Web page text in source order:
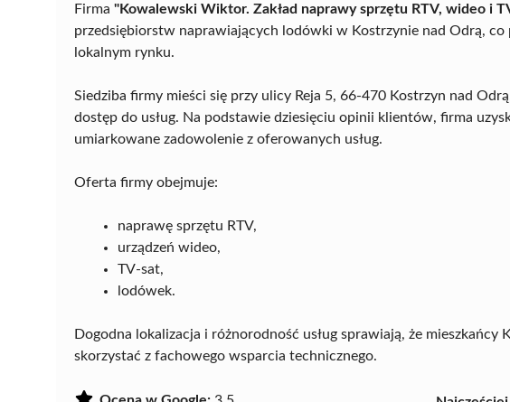
Firma "Kowalewski Wiktor. Zakład naprawy sprzętu RTV, wideo i
przedsiębiorstw naprawiających lodówki w Kostrzynie nad Odrą, co
lokalnym rynku.
Siedziba firmy mieści się przy ulicy Reja 5, 66-470 Kostrzyn nad
dostęp do usług. Na podstawie dziesięciu opinii klientów, firma
umiarkowane zadowolenie z oferowanych usług.
Oferta firmy obejmuje:
naprawę sprzętu RTV,
urządzeń wideo,
TV-sat,
lodówek.
Dogodna lokalizacja i różnorodność usług sprawiają, że mieszkańcy
skorzystać z fachowego wsparcia technicznego.